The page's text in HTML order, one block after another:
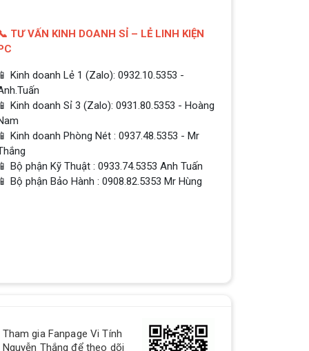
TƯ VẤN KINH DOANH SỈ – LẺ LINH KIỆN
📱 Kinh doanh Lẻ 1 (Zalo): 0932.10.5353 -
📱 Kinh doanh Sỉ 3 (Zalo): 0931.80.5353 - Hoàng
📱 Kinh doanh Phòng Nét : 0937.48.5353 - Mr
📱 Bộ phận Kỹ Thuật : 0933.74.5353 Anh Tuấn
📱 Bộ phận Bảo Hành : 0908.82.5353 Mr Hùng
Tham gia Fanpage Vi Tính
Nguyễn Thắng để theo dõi
QUÀ TẶNG TƯNG BỪNG -